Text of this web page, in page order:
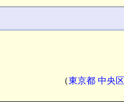
（東京都 中央区